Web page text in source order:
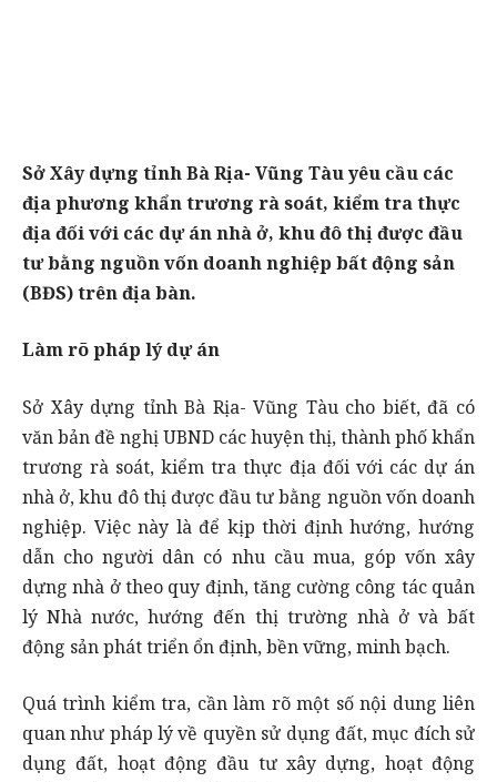
Sở Xây dựng tỉnh Bà Rịa- Vũng Tàu yêu cầu các
địa phương khẩn trương rà soát, kiểm tra thực
địa đối với các dự án nhà ở, khu đô thị được đầu
tư bằng nguồn vốn doanh nghiệp bất động sản
(BĐS) trên địa bàn.
Làm rõ pháp lý dự án
Sở Xây dựng tỉnh Bà Rịa- Vũng Tàu cho biết, đã có
văn bản đề nghị UBND các huyện thị, thành phố khẩn
trương rà soát, kiểm tra thực địa đối với các dự án
nhà ở, khu đô thị được đầu tư bằng nguồn vốn doanh
nghiệp. Việc này là để kịp thời định hướng, hướng
dẫn cho người dân có nhu cầu mua, góp vốn xây
dựng nhà ở theo quy định, tăng cường công tác quản
lý Nhà nước, hướng đến thị trường nhà ở và bất
động sản phát triển ổn định, bền vững, minh bạch.
Quá trình kiểm tra, cần làm rõ một số nội dung liên
quan như pháp lý về quyền sử dụng đất, mục đích sử
dụng đất, hoạt động đầu tư xây dựng, hoạt động